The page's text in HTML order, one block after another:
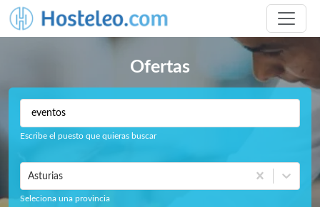
Ofertas
Escribe el puesto que quieras buscar
Asturias
Seleciona una provincia